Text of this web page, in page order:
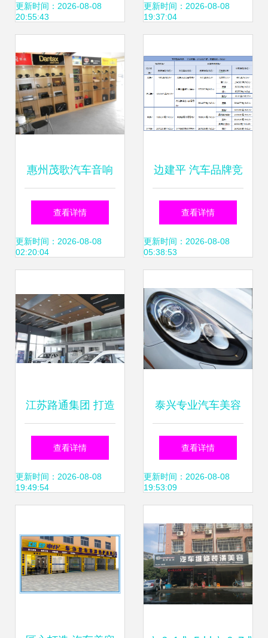
打造沉浸式汽车装
更新时间：2026-08-08
20:55:43
潢之路
更新时间：2026-08-08
19:37:04
惠州茂歌汽车音响
改装 匠心技艺，玩
转汽车装潢新境界
查看详情
更新时间：2026-08-08
02:20:04
边建平 汽车品牌竞
争的世纪之变——
从硬件较量到心理
查看详情
更新时间：2026-08-08
05:38:53
江苏路通集团 打造
高端钢结构汽车展
厅与精细化内部装
查看详情
更新时间：2026-08-08
19:49:54
泰兴专业汽车美容
新标杆 走进車巨
人，开启爱车“高颜
查看详情
更新时间：2026-08-08
19:53:09